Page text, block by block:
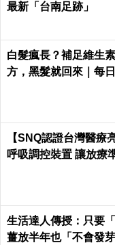
最新「台南足跡」
白髮瘋長？補足維生
方，黑髮就回來｜每
【SNQ認證台灣醫療
呼吸調控裝置 讓放療
生活達人傳授：只要
薑放半年也「不會發